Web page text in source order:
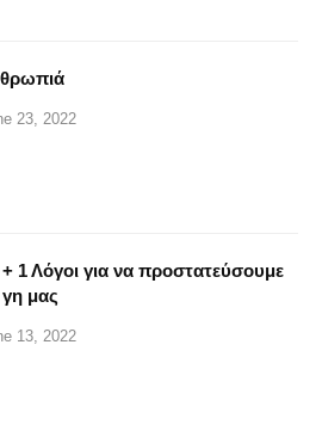
23, 2022
1 Λόγοι για να προστατεύσουμε
μας
13, 2022